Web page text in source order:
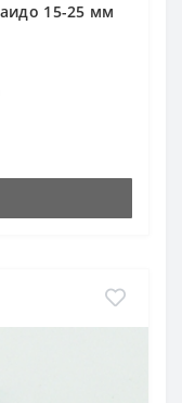
15-25 мм